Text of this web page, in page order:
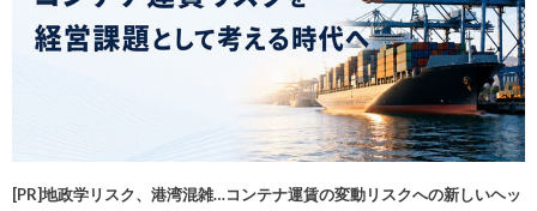
[PR]地政学リスク、港湾混雑…コンテナ運賃の変動リスクへの新しいヘッ